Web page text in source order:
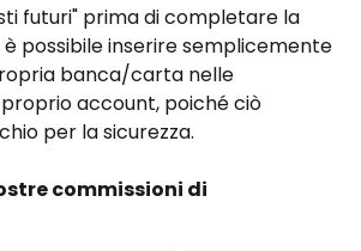
futuri" prima di completare la
è possibile inserire semplicemente
banca/carta nelle
account, poiché ciò
per la sicurezza.
commissioni di